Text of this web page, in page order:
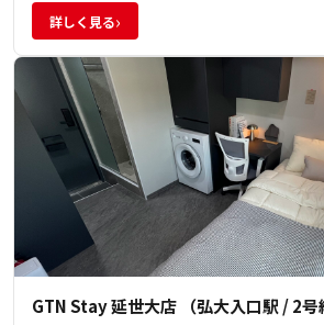
詳しく見る›
GTN Stay 延世大店 （弘大入口駅 / 2号